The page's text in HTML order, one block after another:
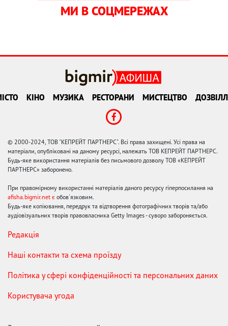
МИ В СОЦМЕРЕЖАХ
КІНО МУЗИКА РЕСТОРАНИ МИСТЕЦТВО
© 2000-2024, ТОВ "КЕПРЕЙТ ПАРТНЕРС". Всі права захищені. Усі права на
матеріали, опубліковані на даному ресурсі, належать ТОВ КЕПРЕЙТ ПАРТНЕРС.
Будь-яке використання матеріалів без письмового дозволу ТОВ «КЕПРЕЙТ
ПАРТНЕРС» заборонено.
При правомірному використанні матеріалів даного ресурсу гіперпосилання на
afisha.bigmir.net є обов'язковим.
Будь-яке копіювання, передрук та відтворення фотографічних творів та/або
аудіовізуальних творів правовласника Getty Images - суворо забороняється.
Редакція
Наші контакти та схема проїзду
Політика у сфері конфіденційності та персональних даних
Користувача угода